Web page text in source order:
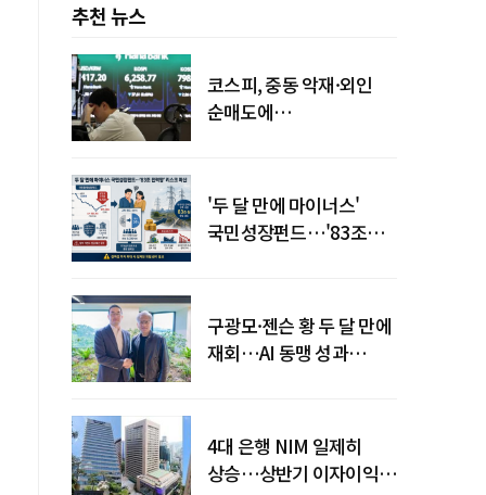
추천 뉴스
코스피, 중동 악재·외인
순매도에
'두 달 만에 마이너스'
국민성장펀드…'83조
구광모·젠슨 황 두 달 만에
재회…AI 동맹 성과
4대 은행 NIM 일제히
상승…상반기 이자이익